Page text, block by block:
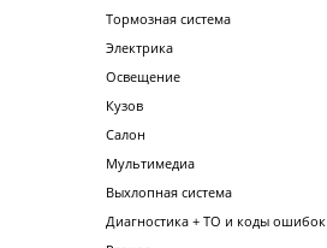
Тормозная система
Электрика
Освещение
Кузов
Салон
Мультимедиа
Выхлопная система
Диагностика + ТО и коды ошибок